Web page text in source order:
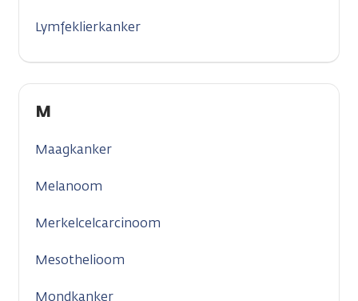
Lymfeklierkanker
M
Maagkanker
Melanoom
Merkelcelcarcinoom
Mesothelioom
Mondkanker